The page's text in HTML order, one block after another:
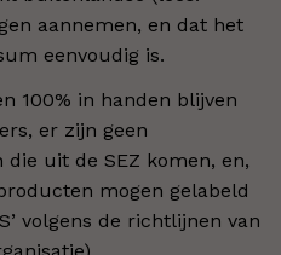
aannemen, en dat het
eenvoudig is.
100% in handen blijven
er zijn geen
uit de SEZ komen, en,
mogen gelabeld
volgens de richtlijnen van